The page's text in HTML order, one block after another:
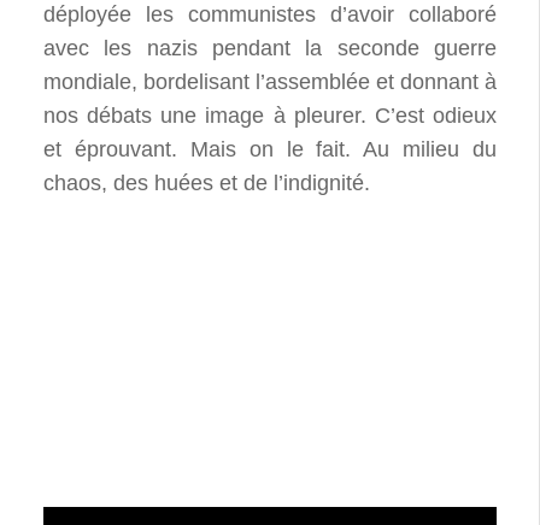
déployée les communistes d’avoir collaboré
avec les nazis pendant la seconde guerre
mondiale, bordelisant l’assemblée et donnant à
nos débats une image à pleurer. C’est odieux
et éprouvant. Mais on le fait. Au milieu du
chaos, des huées et de l’indignité.